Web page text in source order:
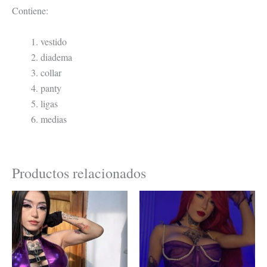
Contiene:
vestido
diadema
collar
panty
ligas
medias
Productos relacionados
producto
tiene
múltiples
Este
tiene